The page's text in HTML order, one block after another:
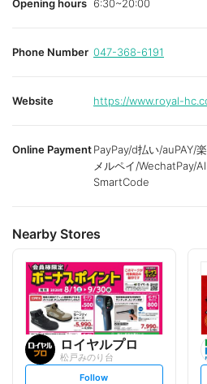
Opening hours 6:30~20:00
Phone Number 047-368-6191
Website https://www.royal-
Online PaymentPayPay/d払い/auPAY/
メルペイ/WechatPay/
SmartCode
Nearby Stores
ロイヤルプロ
松戸みのり台
s
Follow